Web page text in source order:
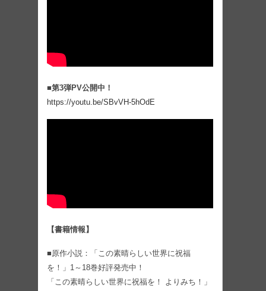
■第3弾PV公開中！
https://youtu.be/SBvVH-5hOdE
【書籍情報】
■原作小説：「この素晴らしい世界に祝福
を！」1～18巻好評発売中！
「この素晴らしい世界に祝福を！ よりみち！」